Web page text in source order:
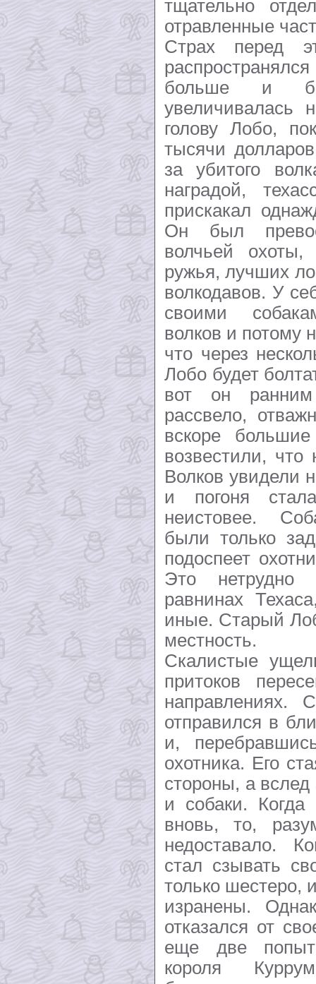
тщательно
отравленные
Страх перед
больше и
увеличивалась
голову Лобо,
тысячи
за убитого
наградой,
прискакал
Он был
волчьей
ружья, лучших
волкодавов. У
своими
волков и потому
что через
Лобо будет
вот он
рассвело,
вскоре
возвестили,
Волков увидели
и погоня
неистовее.
были только
подоспеет
Это нетрудно
равнинах
иные. Старый
местность.
Скалистые
притоков
направлениях.
отправился в
и,
охотника. Его
стороны, а
и собаки. Когда
вновь, то,
недоставало.
стал сзывать
только шестеро,
изранены.
отказался от
еще две
короля